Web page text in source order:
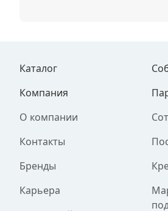
Каталог
Компания
О компании
Контакты
Бренды
Карьера